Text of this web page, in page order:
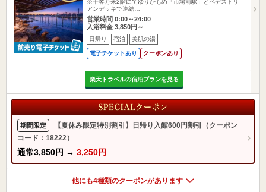
※千客万来2階にてゆりかもめ「市場前駅」とペデストリ
アンデッキで連結…
営業時間 0:00～24:00
入浴料金 3,850円～
日帰り 宿泊 美肌の湯
電子チケットあり クーポンあり
楽天トラベルの宿泊プランを見る
期間限定
【夏休み限定特別割引】日帰り入館600円割引（クーポン
コード：18222）
通常3,850円 → 3,250円
他にも4種類のクーポンがあります